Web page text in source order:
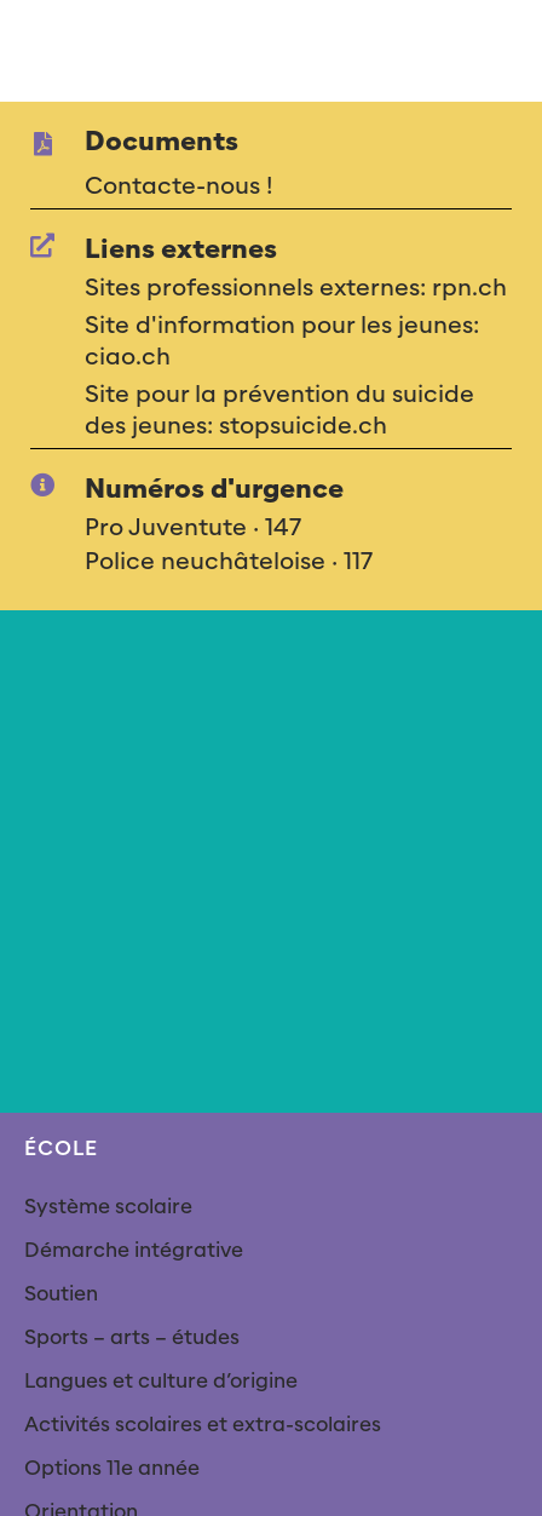
Documents
Contacte-nous !
Liens externes
Sites professionnels externes: rpn.ch
Site d'information pour les jeunes:
ciao.ch
Site pour la prévention du suicide
des jeunes: stopsuicide.ch
Numéros d'urgence
Pro Juventute · 147
Police neuchâteloise · 117
ÉCOLE
Système scolaire
Démarche intégrative
Soutien
Sports – arts – études
Langues et culture d’origine
Activités scolaires et extra-scolaires
Options 11e année